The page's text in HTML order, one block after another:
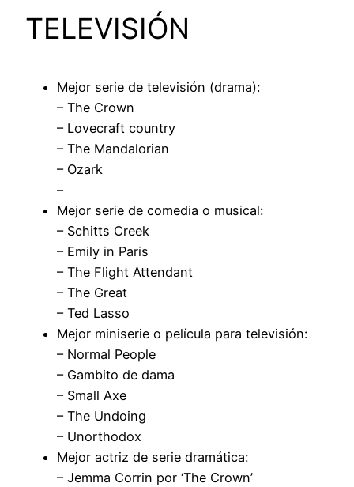
TELEVISIÓN
Mejor serie de televisión (drama):
– The Crown
– Lovecraft country
– The Mandalorian
– Ozark
–
Mejor serie de comedia o musical:
– Schitts Creek
– Emily in Paris
– The Flight Attendant
– The Great
– Ted Lasso
Mejor miniserie o película para televisión:
– Normal People
– Gambito de dama
– Small Axe
– The Undoing
– Unorthodox
Mejor actriz de serie dramática:
– Jemma Corrin por ‘The Crown’